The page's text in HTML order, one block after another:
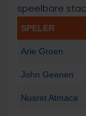
speelbare
SPELER
Arie Groen
John Geenen
Nusret Atmaca